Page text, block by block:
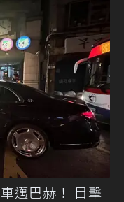
邁巴赫！ 目擊